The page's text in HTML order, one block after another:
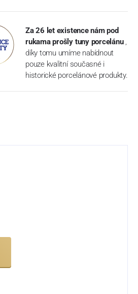
Za 26 let existence nám pod
rukama prošly tuny porcelánu ,
díky tomu umíme nabídnout
pouze kvalitní současné i
historické porcelánové produkty.